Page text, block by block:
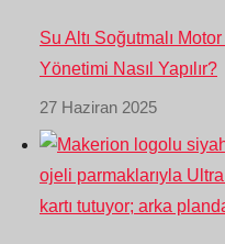
Su Altı Soğutmalı
Yönetimi Nasıl Yapılır?
27 Haziran 2025